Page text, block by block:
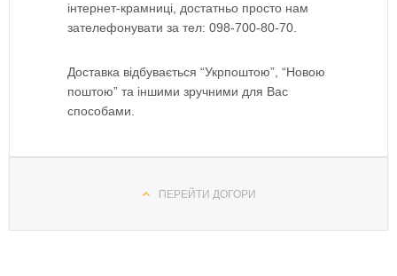
інтернет-крамниці, достатньо просто нам
зателефонувати за тел: 098-700-80-70.
Доставка відбувається “Укрпоштою”, “Новою
поштою” та іншими зручними для Вас
способами.
ПЕРЕЙТИ ДОГОРИ